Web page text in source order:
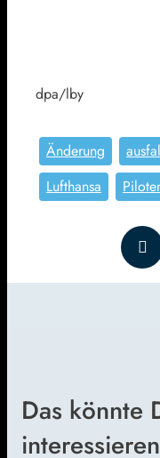
dpa/lby
Änderung
Lufthansa
Das könnte
interessieren